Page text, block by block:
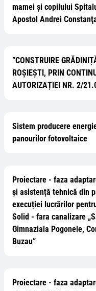
mamei și copilului
Apostol Andrei
”CONSTRUIRE
ROȘIEȘTI, PRIN
AUTORIZAȚIEI NR. 2/
Sistem producere
panourilor fotovoltaice
Proiectare - faza
și asistență tehnică din
execuției lucrărilor
Solid - fara canalizare
Gimnaziala Pogonele,
Buzau”
Proiectare - faza